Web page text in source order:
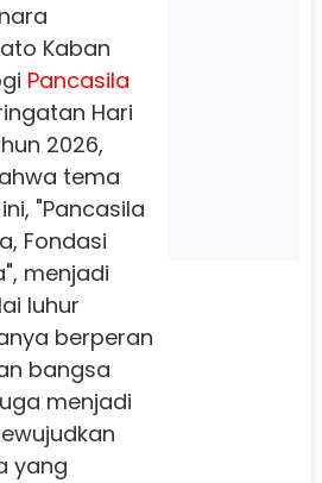
Kaban
Pancasila
Hari
2026,
tema
"Pancasila
Fondasi
menjadi
luhur
berperan
bangsa
menjadi
yang